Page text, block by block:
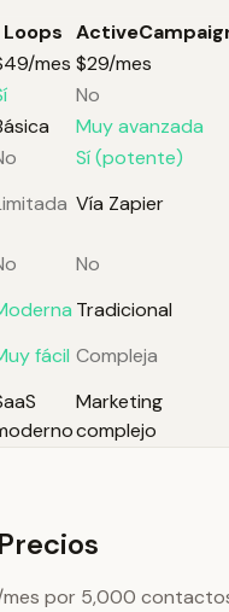
Loops
mes $29/mes
No
Muy avanzada
Sí (potente)
Vía Zapier
No
Tradicional
fácil Compleja
Marketing
complejo
por 5,000